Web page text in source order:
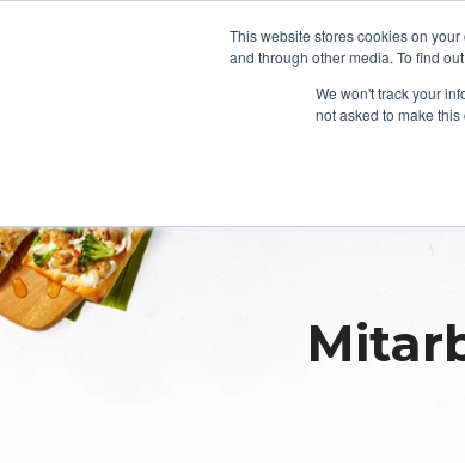
This website stores cookies on
and through other media. To find
We won't track your
not asked to make